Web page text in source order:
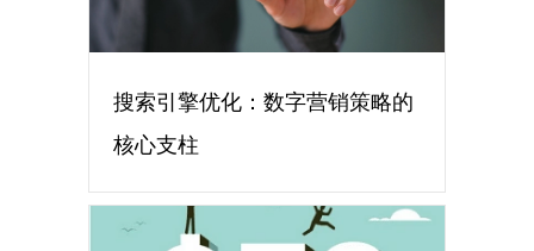
搜索引擎优化：数字营销策略的
核心支柱